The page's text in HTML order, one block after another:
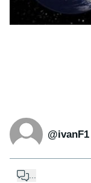
@ivanF1